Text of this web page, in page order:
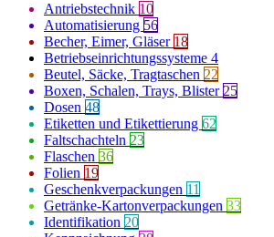
Antriebstechnik 10
Automatisierung 56
Becher, Eimer, Gläser 18
Betriebseinrichtungssysteme 4
Beutel, Säcke, Tragtaschen 22
Boxen, Schalen, Trays, Blister 25
Dosen 48
Etiketten und Etikettierung 62
Faltschachteln 23
Flaschen 36
Folien 19
Geschenkverpackungen 11
Getränke-Kartonverpackungen 33
Identifikation 20